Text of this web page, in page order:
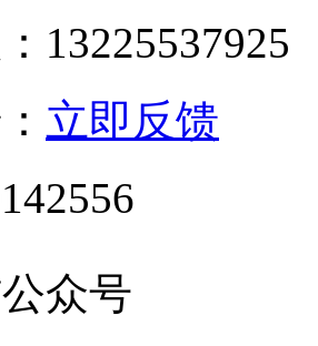
13225537925
立即反馈
众号